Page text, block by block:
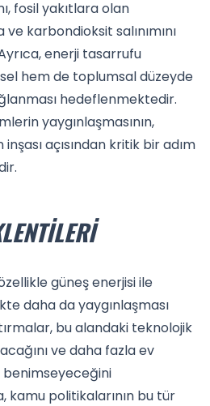
fosil yakıtlara olan
ve karbondioksit salınımını
enerji tasarrufu
hem de toplumsal düzeyde
hedeflenmektedir.
yaygınlaşmasının,
açısından kritik bir adım
güneş enerjisi ile
daha da yaygınlaşması
bu alandaki teknolojik
ve daha fazla ev
kamu politikalarının bu tür